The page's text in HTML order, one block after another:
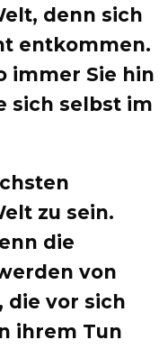
denn sich
entkommen.
immer Sie hin
sich selbst im
zu sein.
die
von
die vor sich
ihrem Tun